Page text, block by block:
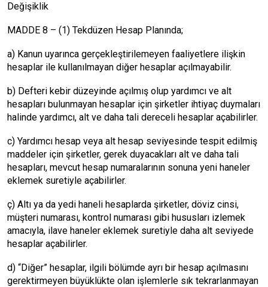
Değişiklik
MADDE 8 – (1) Tekdüzen Hesap Planında;
a) Kanun uyarınca gerçekleştirilemeyen faaliyetlere ilişkin
hesaplar ile kullanılmayan diğer hesaplar açılmayabilir.
b) Defteri kebir düzeyinde açılmış olup yardımcı ve alt
hesapları bulunmayan hesaplar için şirketler ihtiyaç duymaları
halinde yardımcı, alt ve daha tali dereceli hesaplar açabilirler.
c) Yardımcı hesap veya alt hesap seviyesinde tespit edilmiş
maddeler için şirketler, gerek duyacakları alt ve daha tali
hesapları, mevcut hesap numaralarının sonuna yeni haneler
eklemek suretiyle açabilirler.
ç) Altı ya da yedi haneli hesaplarda şirketler, döviz cinsi,
müşteri numarası, kontrol numarası gibi hususları izlemek
amacıyla, ilave haneler eklemek suretiyle daha alt seviyede
hesaplar açabilirler.
d) “Diğer” hesaplar, ilgili bölümde ayrı bir hesap açılmasını
gerektirmeyen büyüklükte olan işlemlerle sık tekrarlanmayan